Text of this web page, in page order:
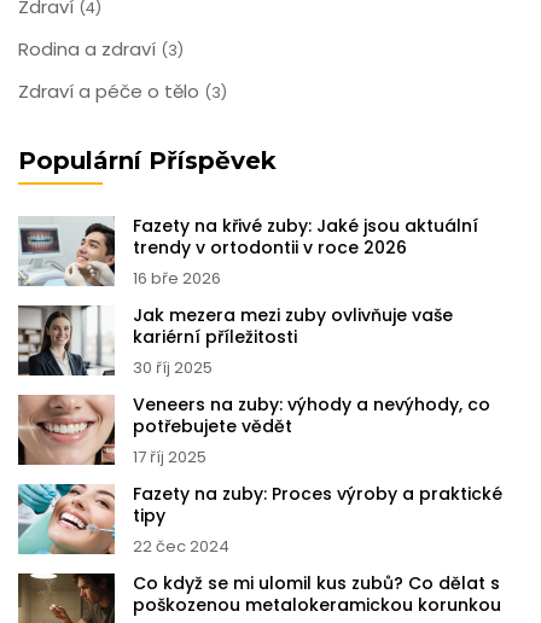
Zdraví (4)
Rodina a zdraví (3)
Zdraví a péče o tělo (3)
Populární Příspěvek
Fazety na křivé zuby: Jaké jsou aktuální
trendy v ortodontii v roce 2026
16 bře 2026
Jak mezera mezi zuby ovlivňuje vaše
kariérní příležitosti
30 říj 2025
Veneers na zuby: výhody a nevýhody, co
potřebujete vědět
17 říj 2025
Fazety na zuby: Proces výroby a praktické
tipy
22 čec 2024
Co když se mi ulomil kus zubů? Co dělat s
poškozenou metalokeramickou korunkou